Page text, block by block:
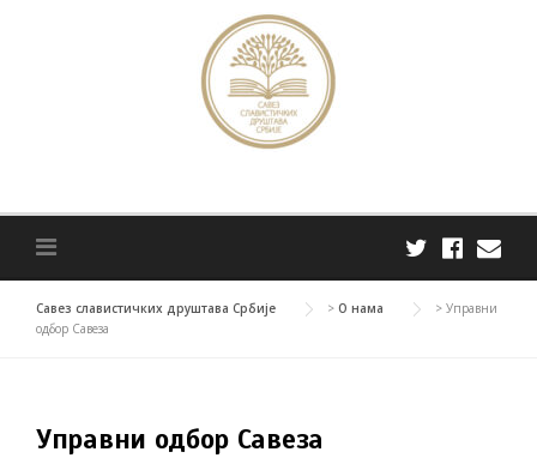
Савез славистичких друштава Србије > О нама > Управни
одбор Савеза
Управни одбор Савеза